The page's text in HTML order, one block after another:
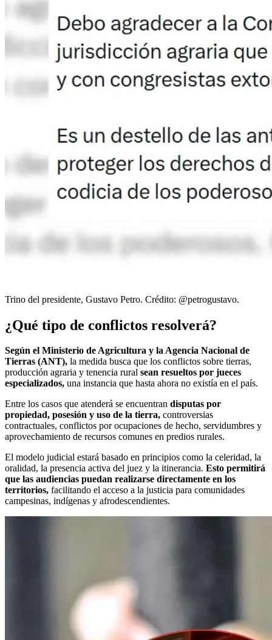
Trino del presidente, Gustavo Petro. Crédito: @petrogustavo.
¿Qué tipo de conflictos resolverá?
Según el Ministerio de Agricultura y la Agencia Nacional de
Tierras (ANT), la medida busca que los conflictos sobre tierras,
producción agraria y tenencia rural sean resueltos por jueces
especializados, una instancia que hasta ahora no existía en el país.
Entre los casos que atenderá se encuentran disputas por
propiedad, posesión y uso de la tierra, controversias
contractuales, conflictos por ocupaciones de hecho, servidumbres y
aprovechamiento de recursos comunes en predios rurales.
El modelo judicial estará basado en principios como la celeridad, la
oralidad, la presencia activa del juez y la itinerancia. Esto permitirá
que las audiencias puedan realizarse directamente en los
territorios, facilitando el acceso a la justicia para comunidades
campesinas, indígenas y afrodescendientes.